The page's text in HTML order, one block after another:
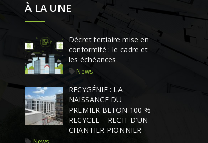
À LA UNE
Décret tertiaire mise en
conformité : le cadre et
les échéances
News
RECYGÉNIE : LA
NAISSANCE DU
PREMIER BETON 100 %
RECYCLE – RECIT D’UN
CHANTIER PIONNIER